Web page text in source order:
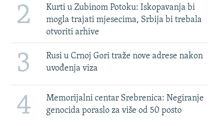
2
Kurti u Zubinom Potoku: Iskopavanja bi
mogla trajati mjesecima, Srbija bi trebala
otvoriti arhive
3
Rusi u Crnoj Gori traže nove adrese nakon
uvođenja viza
4
Memorijalni centar Srebrenica: Negiranje
genocida poraslo za više od 50 posto